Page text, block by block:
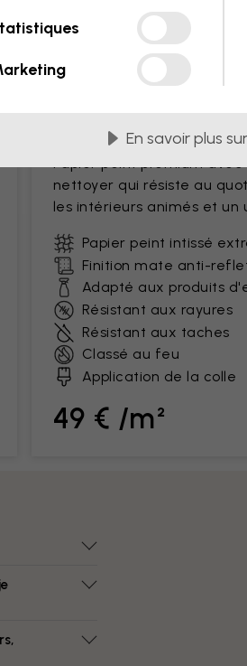
PVC Livrés en lès de 45 cm
Premium Matte
Papier peint premium
nettoyer qui résiste au
les intérieurs animés et un
Papier peint intissé
Finition mate anti-
Adapté aux produits
Résistant aux rayures
Résistant aux taches
Classé au feu
Application de la colle
49 € /m²
En savoir plus